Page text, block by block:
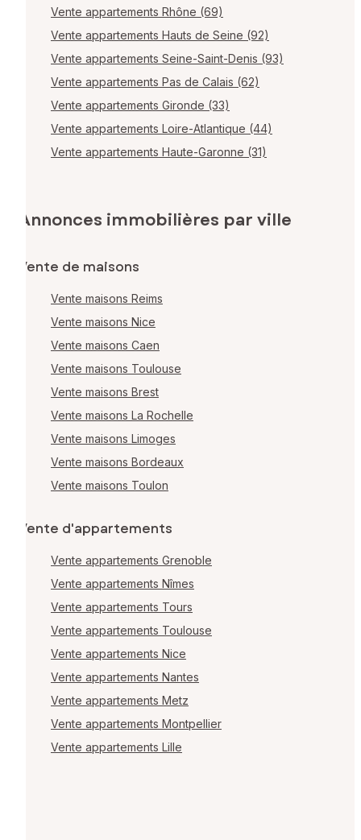
Vente appartements Rhône (69)
Vente appartements Hauts de Seine (92)
Vente appartements Seine-Saint-Denis (93)
Vente appartements Pas de Calais (62)
Vente appartements Gironde (33)
Vente appartements Loire-Atlantique (44)
Vente appartements Haute-Garonne (31)
Annonces immobilières par ville
Vente de maisons
Vente maisons Reims
Vente maisons Nice
Vente maisons Caen
Vente maisons Toulouse
Vente maisons Brest
Vente maisons La Rochelle
Vente maisons Limoges
Vente maisons Bordeaux
Vente maisons Toulon
Vente d'appartements
Vente appartements Grenoble
Vente appartements Nîmes
Vente appartements Tours
Vente appartements Toulouse
Vente appartements Nice
Vente appartements Nantes
Vente appartements Metz
Vente appartements Montpellier
Vente appartements Lille